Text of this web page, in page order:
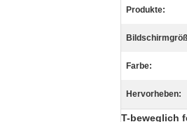
Produkte:
Farbe:
Hervorheben:
T-beweglich